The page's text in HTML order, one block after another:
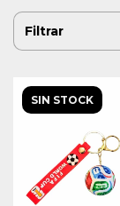
Filtrar
SIN STOCK